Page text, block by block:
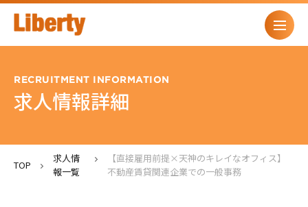
RECRUITMENT INFORMATION
求人情報詳細
TOP
求人情
報一覧
【直接雇用前提×天神のキレイなオフィス】
不動産賃貸関連企業での一般事務